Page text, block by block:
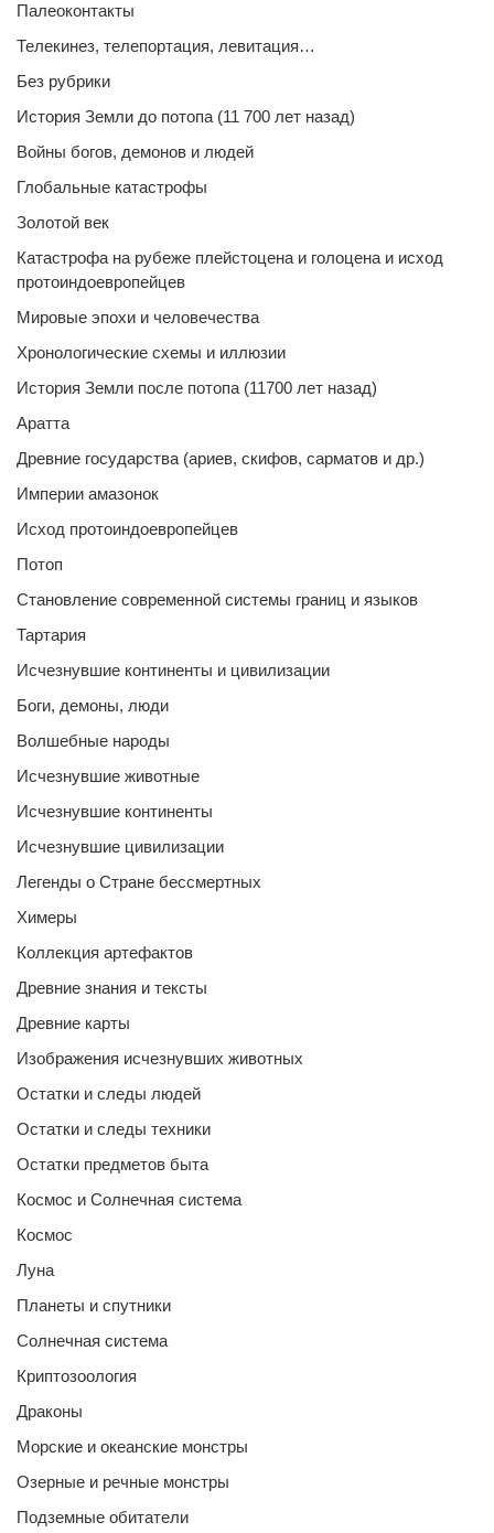
Палеоконтакты
Телекинез, телепортация, левитация…
Без рубрики
История Земли до потопа (11 700 лет назад)
Войны богов, демонов и людей
Глобальные катастрофы
Золотой век
Катастрофа на рубеже плейстоцена и голоцена и исход
протоиндоевропейцев
Мировые эпохи и человечества
Хронологические схемы и иллюзии
История Земли после потопа (11700 лет назад)
Аратта
Древние государства (ариев, скифов, сарматов и др.)
Империи амазонок
Исход протоиндоевропейцев
Потоп
Становление современной системы границ и языков
Тартария
Исчезнувшие континенты и цивилизации
Боги, демоны, люди
Волшебные народы
Исчезнувшие животные
Исчезнувшие континенты
Исчезнувшие цивилизации
Легенды о Стране бессмертных
Химеры
Коллекция артефактов
Древние знания и тексты
Древние карты
Изображения исчезнувших животных
Остатки и следы людей
Остатки и следы техники
Остатки предметов быта
Космос и Солнечная система
Космос
Луна
Планеты и спутники
Солнечная система
Криптозоология
Драконы
Морские и океанские монстры
Озерные и речные монстры
Подземные обитатели